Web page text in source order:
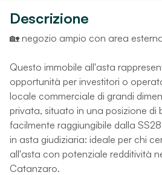
Descrizione
🏡 negozio ampio con area
Questo immobile all'asta
opportunità per investitori o
locale commerciale di grandi
privata, situato in una posizione di
facilmente raggiungibile dalla
in asta giudiziaria: ideale per chi
all'asta con potenziale redditività
Catanzaro.